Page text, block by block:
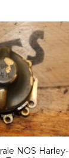
NOS Harley-